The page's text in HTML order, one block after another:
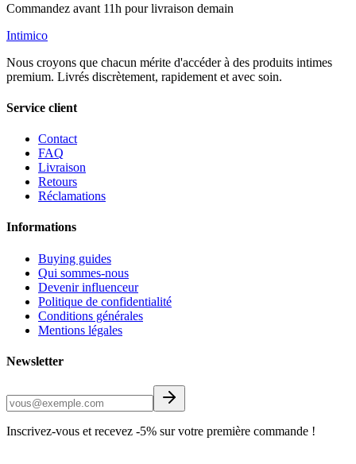
Commandez avant 11h pour livraison demain
Intimico
Nous croyons que chacun mérite d'accéder à des produits intimes
premium. Livrés discrètement, rapidement et avec soin.
Service client
Contact
FAQ
Livraison
Retours
Réclamations
Informations
Buying guides
Qui sommes-nous
Devenir influenceur
Politique de confidentialité
Conditions générales
Mentions légales
Newsletter
Inscrivez-vous et recevez -5% sur votre première commande !